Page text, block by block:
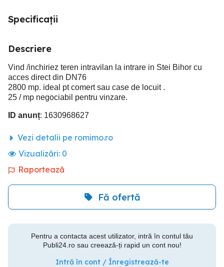
Specificații
Descriere
Vind /inchiriez teren intravilan la intrare in Stei Bihor cu
acces direct din DN76
2800 mp. ideal pt comert sau case de locuit .
25 / mp negociabil pentru vinzare.
ID anunț: 1630968627
Vezi detalii pe romimo.ro
Vizualizări: 0
Raportează
Fă ofertă
Pentru a contacta acest utilizator, intră în contul tău
Publi24.ro sau creează-ți rapid un cont nou!
Intră în cont / Înregistrează-te